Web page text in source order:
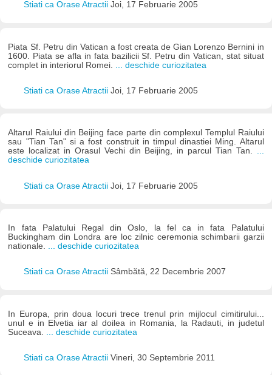
Stiati ca Orase Atractii Joi, 17 Februarie 2005
Piata Sf. Petru din Vatican a fost creata de Gian Lorenzo Bernini in
1600. Piata se afla in fata bazilicii Sf. Petru din Vatican, stat situat
complet in interiorul Romei.
... deschide curiozitatea
Stiati ca Orase Atractii Joi, 17 Februarie 2005
Altarul Raiului din Beijing face parte din complexul Templul Raiului
sau "Tian Tan" si a fost construit in timpul dinastiei Ming. Altarul
este localizat in Orasul Vechi din Beijing, in parcul Tian Tan. ...
deschide curiozitatea
Stiati ca Orase Atractii Joi, 17 Februarie 2005
In fata Palatului Regal din Oslo, la fel ca in fata Palatului
Buckingham din Londra are loc zilnic ceremonia schimbarii garzii
nationale. ... deschide curiozitatea
Stiati ca Orase Atractii Sâmbătă, 22 Decembrie 2007
In Europa, prin doua locuri trece trenul prin mijlocul cimitirului...
unul e in Elvetia iar al doilea in Romania, la Radauti, in judetul
Suceava.
... deschide curiozitatea
Stiati ca Orase Atractii Vineri, 30 Septembrie 2011